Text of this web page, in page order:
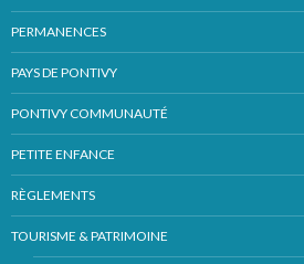
PERMANENCES
PAYS DE PONTIVY
PONTIVY COMMUNAUTÉ
PETITE ENFANCE
RÈGLEMENTS
TOURISME & PATRIMOINE